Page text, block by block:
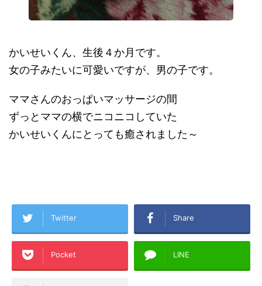
かいせいくん、生後４か月です。
女の子みたいに可愛いですが、男の子です。
ママさんのおっぱいマッサージの間
ずっとママの横でニコニコしていた
かいせいくんにとっても癒されました～
Twitter Share
Pocket LINE